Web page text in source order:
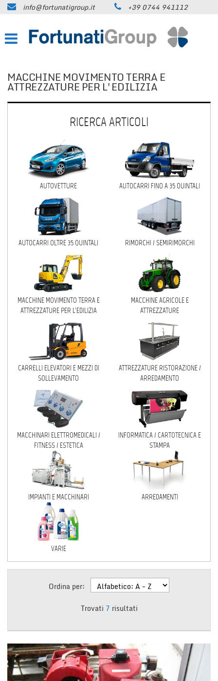
AZIENDA
AUTOCARRI FINO A 35 QUINTALI
AUTOCARRI OLTRE 35 QUINTALI
RIMORCHI / SEMIRIMORCHI
MACCHINE MOVIMENTO TERRA E
ATTREZZATURE PER L’EDILIZIA
MACCHINE AGRICOLE E
ATTREZZATURE
CARRELLI ELEVATORI E MEZZI DI
SOLLEVAMENTO
ATTREZZATURE RISTORAZIONE /
ARREDAMENTO
MACCHINARI ELETTROMEDICALI /
FITNESS / ESTETICA
INFORMATICA / CARTOTECNICA E
STAMPA
IMPIANTI E MACCHINARI
ARREDAMENTI
AREA COMMERCIANTI
info@fortunatigroup.it +39 0744 941112
MACCHINE MOVIMENTO TERRA E
ATTREZZATURE PER L'EDILIZIA
RICERCA ARTICOLI
AUTOVETTURE AUTOCARRI FINO A 35 QUINTALI
AUTOCARRI OLTRE 35 QUINTALI RIMORCHI / SEMIRIMORCHI
MACCHINE MOVIMENTO TERRA E
ATTREZZATURE PER L'EDILIZIA
MACCHINE AGRICOLE E
ATTREZZATURE
CARRELLI ELEVATORI E MEZZI DI
SOLLEVAMENTO
ATTREZZATURE RISTORAZIONE /
ARREDAMENTO
MACCHINARI ELETTROMEDICALI /
FITNESS / ESTETICA
INFORMATICA / CARTOTECNICA E
STAMPA
IMPIANTI E MACCHINARI ARREDAMENTI
VARIE
Ordina per:
Trovati 7 risultati